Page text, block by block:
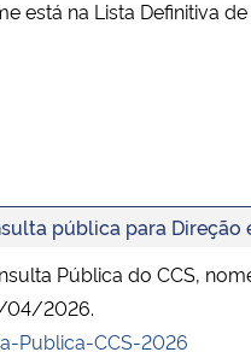
está na Lista Definitiva
pública para Direção
Pública do CCS,
04/2026.
Publica-CCS-2026